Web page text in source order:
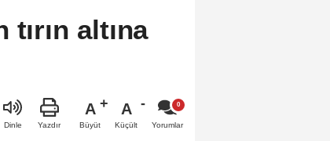
altına
Dinle Yazdır
A
Büyüt
A
Küçült Yorumlar